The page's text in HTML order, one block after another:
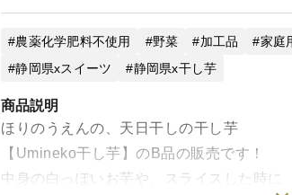
農薬化学肥料不使用 野菜 加工品 家庭
静岡県xスイーツ
静岡県x干し芋
商品説明
ほりのうえんの、天日干しの干し芋
【Umineko干し芋】のB品の販売です！
中身の白っぽいお芋や、スライスした時に